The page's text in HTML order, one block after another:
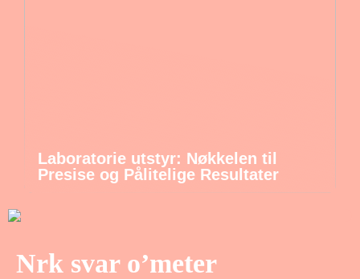
Laboratorie utstyr: Nøkkelen til
Presise og Pålitelige Resultater
Nrk svar o’meter